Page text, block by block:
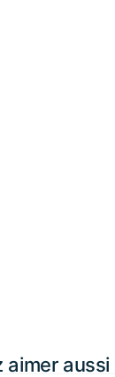
aimer aussi